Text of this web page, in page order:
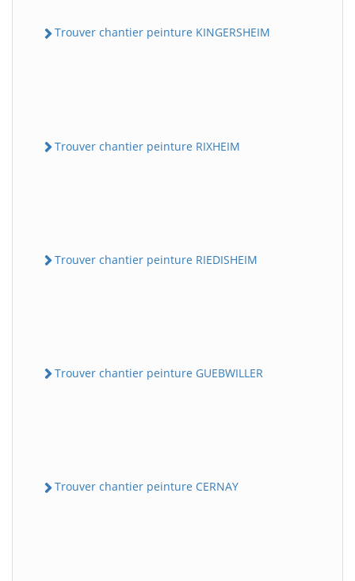
Trouver chantier peinture KINGERSHEIM
Trouver chantier peinture RIXHEIM
Trouver chantier peinture RIEDISHEIM
Trouver chantier peinture GUEBWILLER
Trouver chantier peinture CERNAY